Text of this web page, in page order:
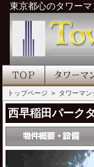
東京都心のタワー
トップページ > タワーマ
西早稲田パーク